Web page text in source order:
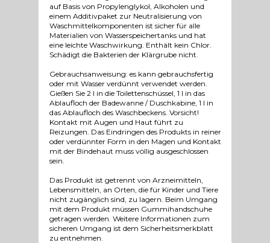
auf Basis von Propylenglykol, Alkoholen und
einem Additivpaket zur Neutralisierung von
Waschmittelkomponenten ist sicher für alle
Materialien von Wasserspeichertanks und hat
eine leichte Waschwirkung. Enthält kein Chlor.
Schädigt die Bakterien der Klärgrube nicht.
Gebrauchsanweisung: es kann gebrauchsfertig
oder mit Wasser verdünnt verwendet werden.
Gießen Sie 2 l in die Toilettenschüssel, 1 l in das
Ablaufloch der Badewanne / Duschkabine, 1 l in
das Ablaufloch des Waschbeckens. Vorsicht!
Kontakt mit Augen und Haut führt zu
Reizungen. Das Eindringen des Produkts in reiner
oder verdünnter Form in den Magen und Kontakt
mit der Bindehaut muss völlig ausgeschlossen
sein.
Das Produkt ist getrennt von Arzneimitteln,
Lebensmitteln, an Orten, die für Kinder und Tiere
nicht zugänglich sind, zu lagern. Beim Umgang
mit dem Produkt müssen Gummihandschuhe
getragen werden. Weitere Informationen zum
sicheren Umgang ist dem Sicherheitsmerkblatt
zu entnehmen.